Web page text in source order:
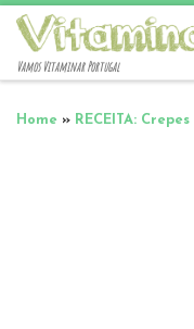
Vamos Vitaminar Portugal
Home » RECEITA: